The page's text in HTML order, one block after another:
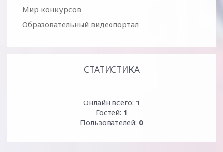
Мир конкурсов
Образовательный видеопортал
СТАТИСТИКА
Онлайн всего: 1
Гостей: 1
Пользователей: 0